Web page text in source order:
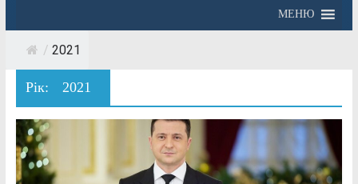
МЕНЮ
/ 2021
Рік: 2021